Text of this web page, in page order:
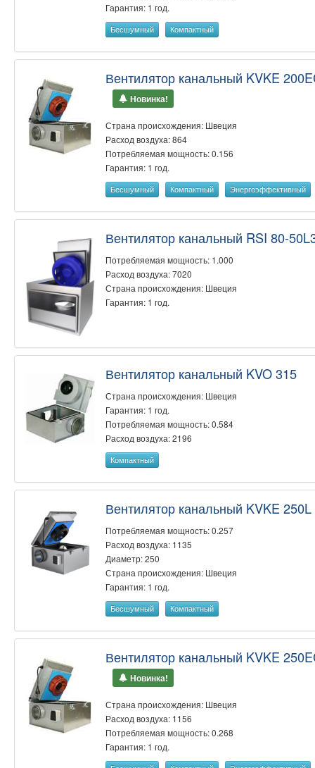
Гарантия: 1 год.
Бесшумный Компактный
Вентилятор канальный KVKE
Новинка!
Страна происхождения: Швеция
Расход воздуха: 864
Потребляемая мощность: 0.156
Гарантия: 1 год.
Бесшумный Компактный Энергоэффективный
Вентилятор канальный RSI 80-
Потребляемая мощность: 1.000
Расход воздуха: 7020
Страна происхождения: Швеция
Гарантия: 1 год.
Вентилятор канальный KVO 315
Страна происхождения: Швеция
Гарантия: 1 год.
Потребляемая мощность: 0.584
Расход воздуха: 2196
Компактный
Вентилятор канальный KVKE 250L
Потребляемая мощность: 0.257
Расход воздуха: 1135
Диаметр: 250
Страна происхождения: Швеция
Гарантия: 1 год.
Бесшумный Компактный
Вентилятор канальный KVKE
Новинка!
Страна происхождения: Швеция
Расход воздуха: 1156
Потребляемая мощность: 0.268
Гарантия: 1 год.